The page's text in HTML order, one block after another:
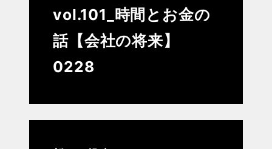
vol.101_時間とお金の
話【会社の将来】
0228